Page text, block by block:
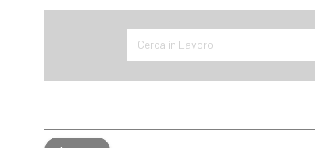
Cerca in Lavoro